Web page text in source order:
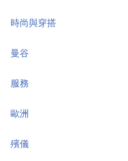
時尚與穿搭
曼谷
服務
歐洲
殯儀